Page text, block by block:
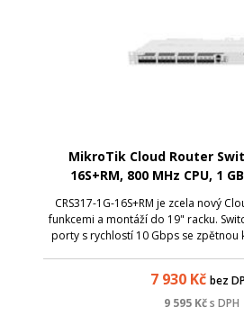
MikroTik Cloud Router
16S+RM, 800 MHz CPU, 1
CRS317-1G-16S+RM je zcela nový
funkcemi a montáží do 19" racku.
porty s rychlostí 10 Gbps se
7 930 Kč bez
9 595 Kčs DPH